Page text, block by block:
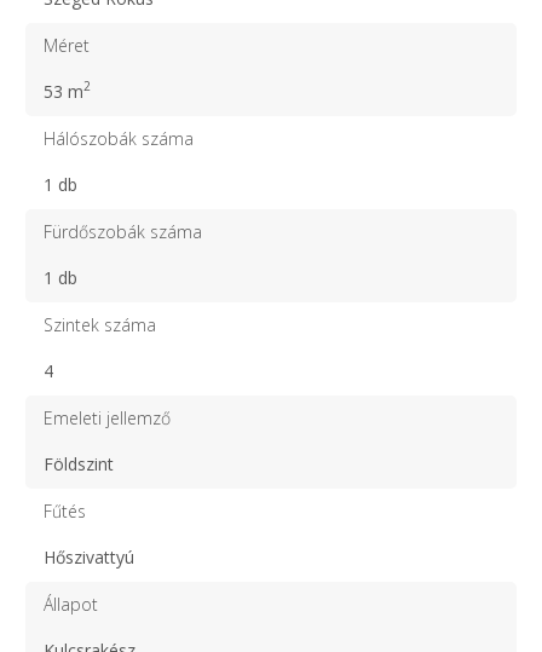
Méret
53 m2
Hálószobák száma
1 db
Fürdőszobák száma
1 db
Szintek száma
4
Emeleti jellemző
Földszint
Fűtés
Hőszivattyú
Állapot